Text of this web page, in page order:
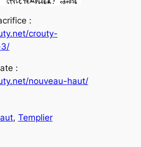
:
crouty-
:
nouveau-haut/
, Templier